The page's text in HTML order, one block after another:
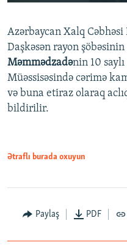
Auto 240p
720p
Azərbaycan Xalq Cəbhəsi
Daşkəsən rayon
Məmmədzadənin 10
Müəssisəsində cərimə
və buna etiraz olaraq
bildirilir.
Ətraflı burada oxuyun
Paylaş PDF